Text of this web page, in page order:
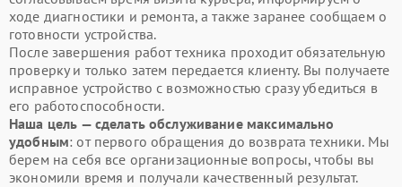
ходе диагностики и ремонта, а также заранее сообщаем о
готовности устройства.
После завершения работ техника проходит обязательную
проверку и только затем передается клиенту. Вы получаете
исправное устройство с возможностью сразу убедиться в
его работоспособности.
Наша цель — сделать обслуживание максимально
удобным: от первого обращения до возврата техники. Мы
берем на себя все организационные вопросы, чтобы вы
экономили время и получали качественный результат.